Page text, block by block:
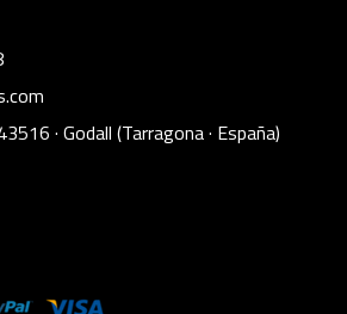
· Godall (Tarragona · España)